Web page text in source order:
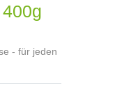
- für jeden